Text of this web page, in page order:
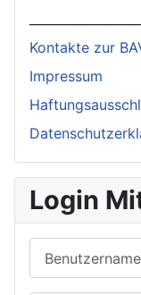
Kontakte zur
Impressum
Login